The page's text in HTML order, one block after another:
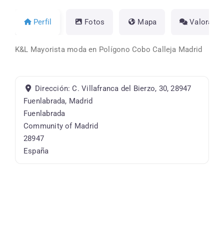
Perfil Fotos Mapa
K&L Mayorista moda en Polígono Cobo Calleja Madrid
Dirección:C. Villafranca del Bierzo, 30, 28947
Fuenlabrada, Madrid
Fuenlabrada
Community of Madrid
28947
España